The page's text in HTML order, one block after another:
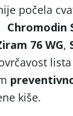
počela
Chromodin
76 WG,
kiše.